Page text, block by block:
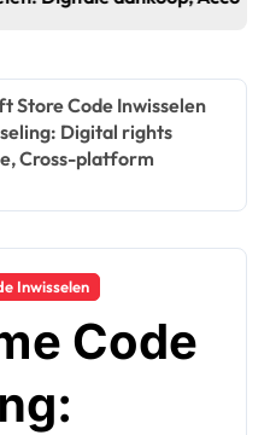
Store Code Inwisselen
Digital rights
Cross-platform
Inwisselen
Code